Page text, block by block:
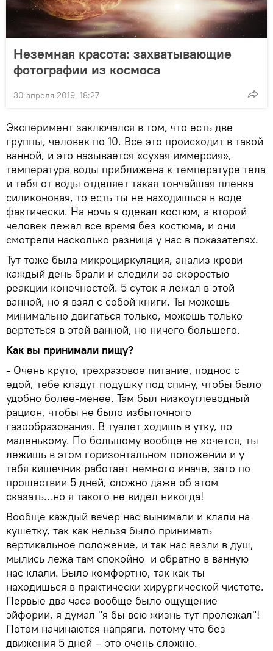
Неземная красота: захватывающие
фотографии из космоса
30 апреля 2019, 18:27
Эксперимент заключался в том, что есть две
группы, человек по 10. Все это происходит в такой
ванной, и это называется «сухая иммерсия»,
температура воды приближена к температуре тела
и тебя от воды отделяет такая тончайшая пленка
силиконовая, то есть ты не находишься в воде
фактически. На ночь я одевал костюм, а второй
человек лежал все время без костюма, и они
смотрели насколько разница у нас в показателях.
Тут тоже была микроциркуляция, анализ крови
каждый день брали и следили за скоростью
реакции конечностей. 5 суток я лежал в этой
ванной, но я взял с собой книги. Ты можешь
минимально двигаться только, можешь только
вертеться в этой ванной, но ничего большего.
Как вы принимали пищу?
- Очень круто, трехразовое питание, поднос с
едой, тебе кладут подушку под спину, чтобы было
удобно более-менее. Там был низкоуглеводный
рацион, чтобы не было избыточного
газообразования. В туалет ходишь в утку, по
маленькому. По большому вообще не хочется, ты
лежишь в этом горизонтальном положении и у
тебя кишечник работает немного иначе, зато по
прошествии 5 дней, сложно даже об этом
сказать…но я такого не видел никогда!
Вообще каждый вечер нас вынимали и клали на
кушетку, так как нельзя было принимать
вертикальное положение, и так нас везли в душ,
мылись лежа там спокойно и обратно в ванную
нас клали. Было комфортно, так как ты
находишься в практически хирургической чистоте.
Первые два часа вообще было ощущение
эйфории, я думал "я бы всю жизнь тут пролежал"!
Потом начинаются напряги, потому что без
движения 5 дней – это очень сложно.